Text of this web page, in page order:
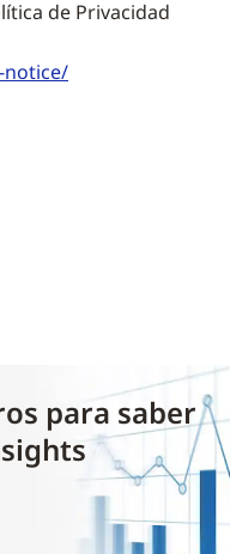
de Privacidad
notice/
para saber